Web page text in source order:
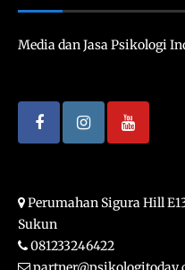
Media dan Jasa Psikologi
Perumahan Sigura Hill
Sukun
081233246422